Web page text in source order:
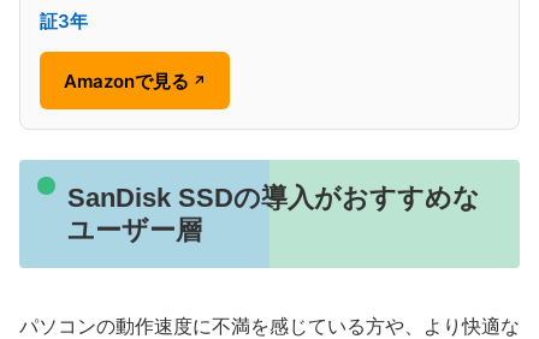
証3年
Amazonで見る ↗
SanDisk SSDの導入がおすすめな
ユーザー層
パソコンの動作速度に不満を感じている方や、より快適な